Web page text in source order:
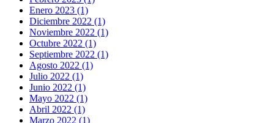
Enero 2023 (1)
Diciembre 2022 (1)
Noviembre 2022 (1)
Octubre 2022 (1)
Septiembre 2022 (1)
Agosto 2022 (1)
Julio 2022 (1)
Junio 2022 (1)
Mayo 2022 (1)
Abril 2022 (1)
Marzo 2022 (1)